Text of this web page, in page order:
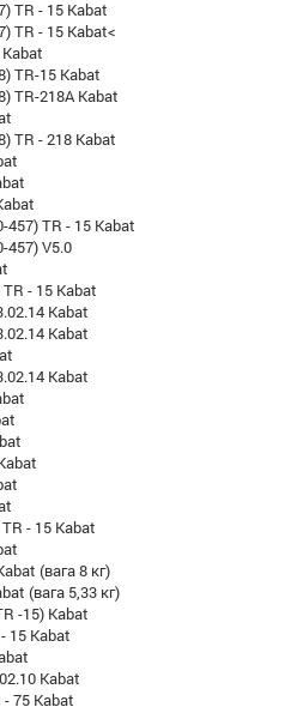
TR - 15 Kabat
TR - 15 Kabat<
TR-15 Kabat
TR-218A Kabat
TR - 218 Kabat
457) TR - 15 Kabat
457) V5.0
- 15 Kabat
Kabat
Kabat
Kabat
- 15 Kabat
(вага 8 кг)
(вага 5,33 кг)
-15) Kabat
15 Kabat
Kabat
- 75 Kabat